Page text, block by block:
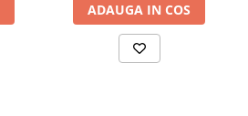
ADAUGA IN COS